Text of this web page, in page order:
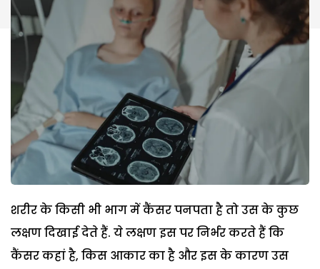
शरीर के किसी भी भाग में कैंसर पनपता है तो उस के कुछ
लक्षण दिखाई देते हैं. ये लक्षण इस पर निर्भर करते हैं कि
कैंसर कहां है, किस आकार का है और इस के कारण उस